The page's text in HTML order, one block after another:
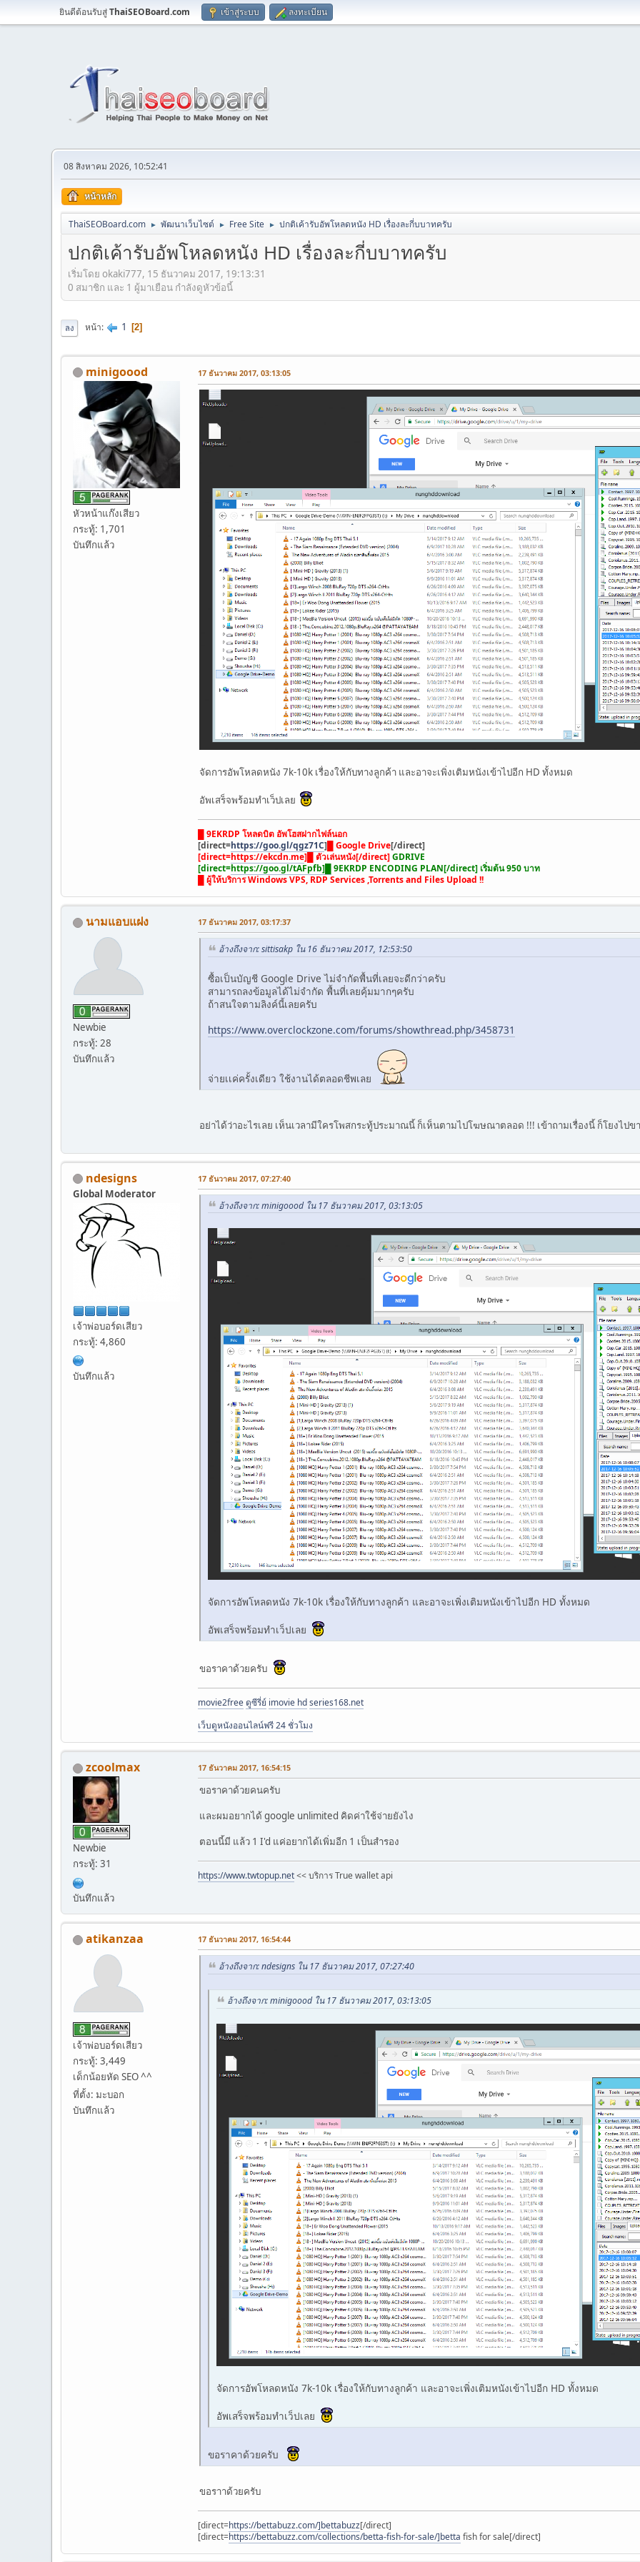
ยินดีต้อนรับสู่ThaiSEOBoard.com เข้าสู่ระบบ ลงทะเบียน
08 สิงหาคม 2026, 10:52:41
หน้าหลัก
ThaiSEOBoard.com ► พัฒนาเว็บไซต์ ► Free Site ► ปกติเค้ารับอัพโหลดหนัง HD เรื่องละกี่บบาทครับ
ปกติเค้ารับอัพโหลดหนัง HD เรื่องละกี่บบาทครับ
เริ่มโดย okaki777, 15 ธันวาคม 2017, 19:13:31
0 สมาชิก และ 1 ผู้มาเยือน กำลังดูหัวข้อนี้
ลง หน้า 1 2
minigoood
หัวหน้าแก๊งเสียว
กระทู้: 1,701
บันทึกแล้ว
17 ธันวาคม 2017, 03:13:05
จัดการอัพโหลดหนัง 7k-10k เรื่องให้กับทางลูกค้า และอาจะเพิ่งเติมหนังเข้าไปอีก HD ทั้งหมด
อัพเสร็จพร้อมทำเว็ปเลย
█ 9EKRDP โหลดบิต อัพโฮสฝากไฟล์นอก
[direct=https://goo.gl/qgz71C] █ Google Drive[/direct]
[direct=https://ekcdn.me]█ ตัวเล่นหนัง[/direct]GDRIVE
[direct=https://goo.gl/tAFpfb]█ 9EKRDP ENCODING PLAN[/direct] เริ่มต้น 950 บาท
█ ผู้ให้บริการ Windows VPS, RDP Services ,Torrents and Files Upload !!
นามแอบแฝง
Newbie
กระทู้: 28
บันทึกแล้ว
17 ธันวาคม 2017, 03:17:37
อ้างถึงจาก: sittisakp ใน 16 ธันวาคม 2017, 12:53:50
ซื้อเป็นบัญชี Google Drive ไม่จำกัดพื้นที่เลยจะดีกว่าครับ
สามารถลงข้อมูลได้ไม่จำกัด พื้นที่เลยคุ้มมากๆครับ
ถ้าสนใจตามลิงค์นี้เลยครับ
https://www.overclockzone.com/forums/showthread.php/3458731
จ่ายเเค่ครั้งเดียว ใช้งานได้ตลอดชีพเลย
อย่าได้ว่าอะไรเลย เห็นเวลามีใครโพสกระทู้ประมาณนี้ ก็เห็นตามไปโฆษณาตลอด !!! เข้าถามเรื่องนี้ ก็โยงไป
ndesigns
Global Moderator
เจ้าพ่อบอร์ดเสียว
กระทู้: 4,860
บันทึกแล้ว
17 ธันวาคม 2017, 07:27:40
อ้างถึงจาก: minigoood ใน 17 ธันวาคม 2017, 03:13:05
จัดการอัพโหลดหนัง 7k-10k เรื่องให้กับทางลูกค้า และอาจะเพิ่งเติมหนังเข้าไปอีก HD ทั้งหมด
อัพเสร็จพร้อมทำเว็ปเลย
ขอราคาด้วยครับ
movie2freeดูซีรี่ย์ imovie hdseries168.net
เว็บดูหนังออนไลน์ฟรี 24 ชั่วโมง
zcoolmax
Newbie
กระทู้: 31
บันทึกแล้ว
17 ธันวาคม 2017, 16:54:15
ขอราคาด้วยคนครับ
และผมอยากได้ google unlimited คิดค่าใช้จ่ายยังไง
ตอนนี้มี แล้ว 1 I'd แค่อยากได้เพิ่มอีก 1 เป็นสำรอง
https://www.twtopup.net<< บริการ True wallet api
atikanzaa
เจ้าพ่อบอร์ดเสียว
กระทู้: 3,449
เด็กน้อยหัด SEO ^^
ที่ตั้ง: มะบอก
บันทึกแล้ว
17 ธันวาคม 2017, 16:54:44
อ้างถึงจาก: ndesigns ใน 17 ธันวาคม 2017, 07:27:40
อ้างถึงจาก: minigoood ใน 17 ธันวาคม 2017, 03:13:05
จัดการอัพโหลดหนัง 7k-10k เรื่องให้กับทางลูกค้า และอาจะเพิ่งเติมหนังเข้าไปอีก HD ทั้งหมด
อัพเสร็จพร้อมทำเว็ปเลย
ขอราคาด้วยครับ
ขอราาด้วยครับ
[direct=https://bettabuzz.com/]bettabuzz[/direct]
[direct=https://bettabuzz.com/collections/betta-fish-for-sale/]betta fish for sale[/direct]